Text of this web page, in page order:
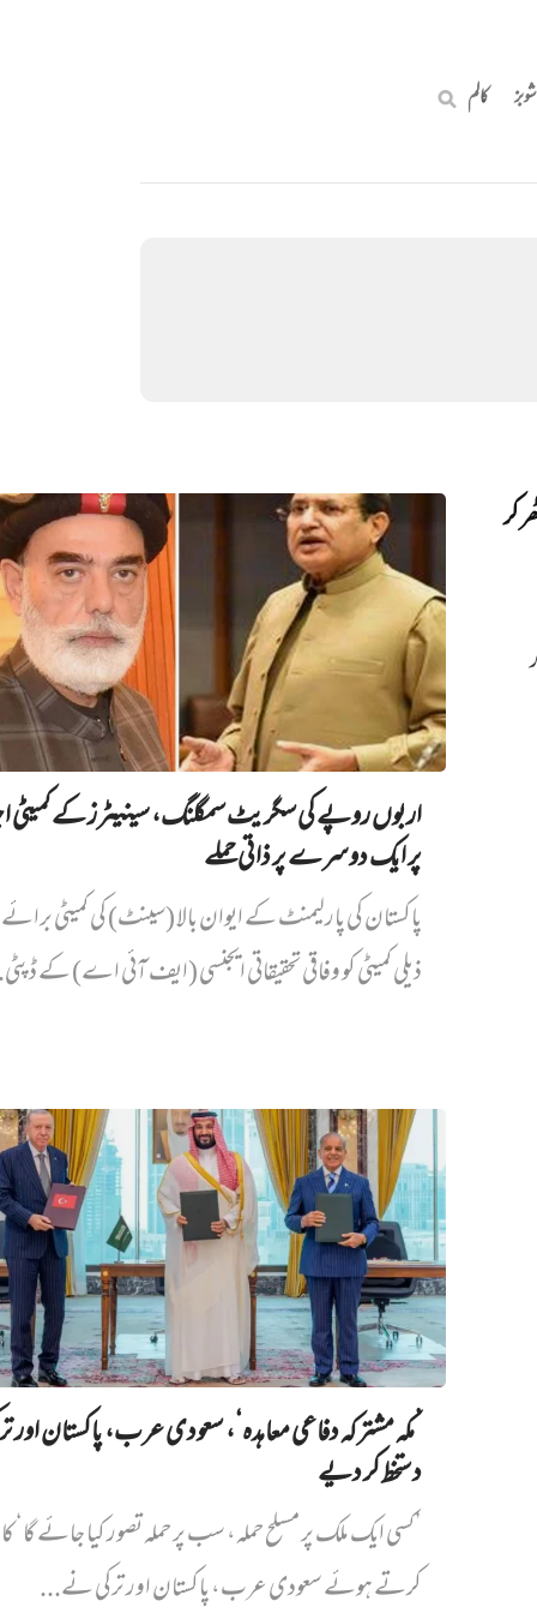
شوبز کالم
کر
اربوں روپے کی سگریٹ سمگلنگ، سینیٹرز کے کمیٹی
پر ایک دوسرے پر ذاتی حملے
پاکستان کی پارلیمنٹ کے ایوان بالا (سینٹ) کی کمیٹی برائے
ذیلی کمیٹی کو وفاقی تحقیقاتی ایجنسی (ایف آئی اے) کے
’مکہ مشترکہ دفاعی معاہدہ‘، سعودی عرب، پاکستان
دستخط کر دیے
’کسی ایک ملک پر مسلح حملہ، سب پر حملہ تصور کیا جائے گا‘
کرتے ہوئے سعودی عرب، پاکستان اور ترکی نے...